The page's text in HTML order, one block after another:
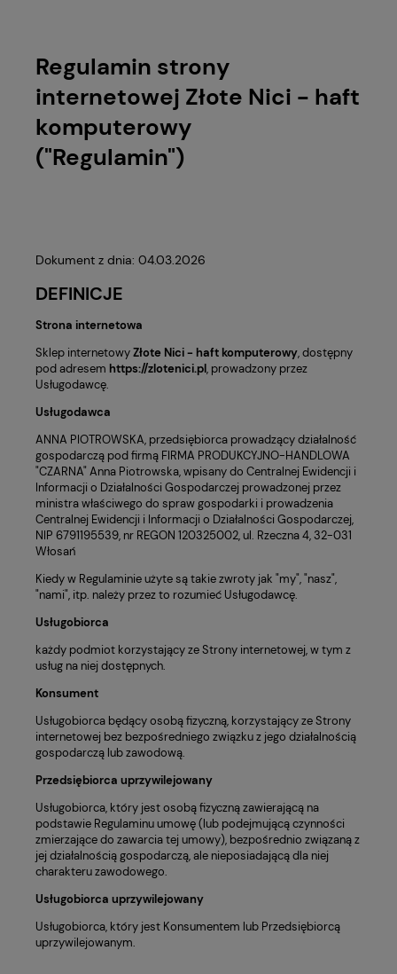
Regulamin strony
internetowej Złote Nici - haft
komputerowy
("Regulamin")
Dokument z dnia: 04.03.2026
DEFINICJE
Strona internetowa
Sklep internetowyZłote Nici - haft komputerowy, dostępny
pod adresem https://zlotenici.pl, prowadzony przez
Usługodawcę.
Usługodawca
ANNA PIOTROWSKA, przedsiębiorca prowadzący działalność
gospodarczą pod firmą FIRMA PRODUKCYJNO-HANDLOWA
"CZARNA" Anna Piotrowska, wpisany do Centralnej Ewidencji i
Informacji o Działalności Gospodarczej prowadzonej przez
ministra właściwego do spraw gospodarki i prowadzenia
Centralnej Ewidencji i Informacji o Działalności Gospodarczej,
NIP 6791195539, nr REGON 120325002, ul. Rzeczna 4, 32-031
Włosań
Kiedy w Regulaminie użyte są takie zwroty jak "my", "nasz",
"nami", itp. należy przez to rozumieć Usługodawcę.
Usługobiorca
każdy podmiot korzystający ze Strony internetowej, w tym z
usług na niej dostępnych.
Konsument
Usługobiorca będący osobą fizyczną, korzystający ze Strony
internetowej bez bezpośredniego związku z jego działalnością
gospodarczą lub zawodową.
Przedsiębiorca uprzywilejowany
Usługobiorca, który jest osobą fizyczną zawierającą na
podstawie Regulaminu umowę (lub podejmującą czynności
zmierzające do zawarcia tej umowy), bezpośrednio związaną z
jej działalnością gospodarczą, ale nieposiadającą dla niej
charakteru zawodowego.
Usługobiorca uprzywilejowany
Usługobiorca, który jest Konsumentem lub Przedsiębiorcą
uprzywilejowanym.